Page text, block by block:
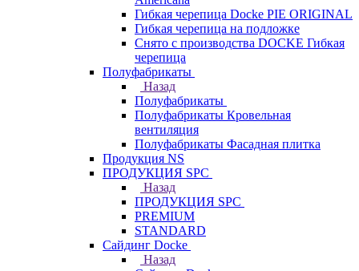
Гибкая черепица Docke PIE ОRIGINАL
Гибкая черепица на подложке
Снято с производства DOCKE Гибкая
черепица
Полуфабрикаты
Назад
Полуфабрикаты
Полуфабрикаты Кровельная
вентиляция
Полуфабрикаты Фасадная плитка
Продукция NS
ПРОДУКЦИЯ SPC
Назад
ПРОДУКЦИЯ SPC
PREMIUM
STANDARD
Сайдинг Docke
Назад